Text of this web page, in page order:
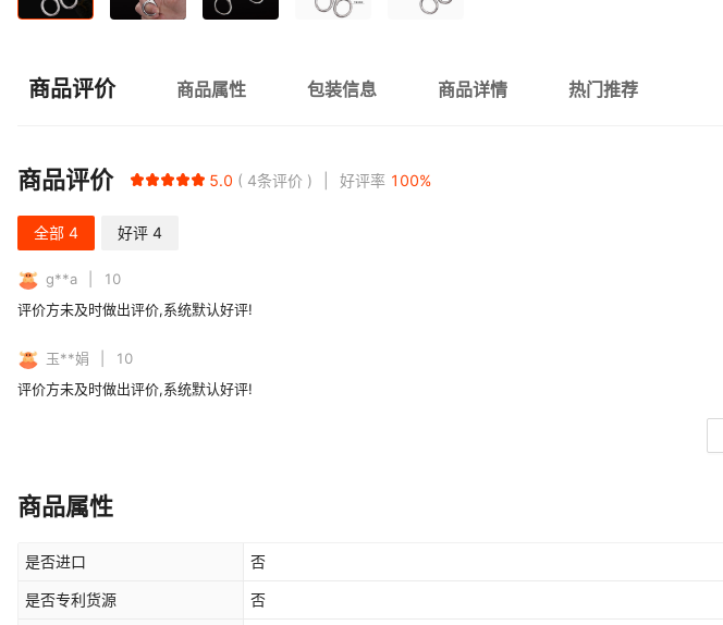
商品评价 商品属性 包装信息 商品详情 热门推荐
商品评价 5.0 4条评价 好评率 100%
全部 4 好评 4
g**a
10
评价方未及时做出评价,系统默认好评!
玉**娟
10
评价方未及时做出评价,系统默认好评!
商品属性
是否进口 否
是否专利货源 否